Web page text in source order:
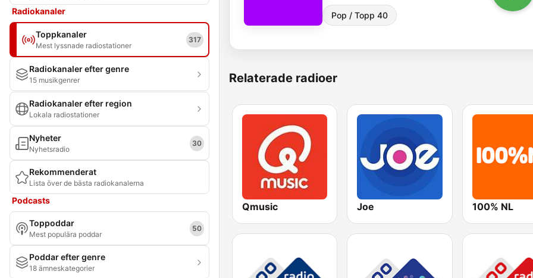
Radiokanaler
Toppkanaler
Mest lyssnade radiostationer
317
Radiokanaler efter genre
15 musikgenrer
Radiokanaler efter region
Lokala radiostationer
Nyheter
Nyhetsradio
30
Rekommenderat
Lista över de bästa radiokanalerna
Podcasts
Toppoddar
Mest populära poddar
50
Poddar efter genre
18 ämneskategorier
Pop / Topp 40
Relaterade radioer
Qmusic Joe 100% NL